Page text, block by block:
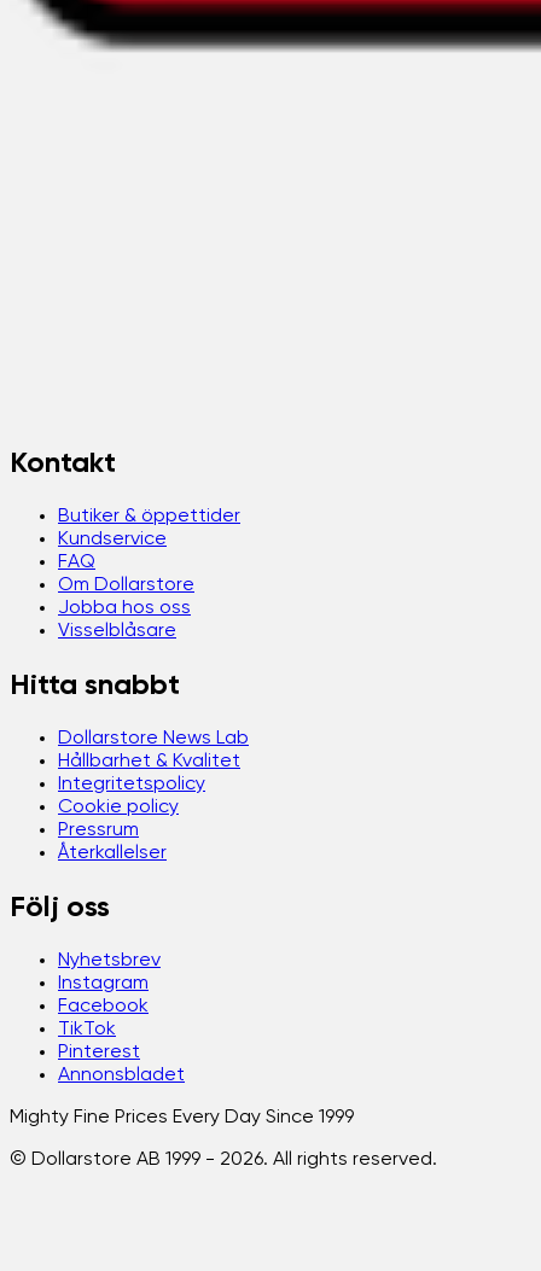
Kontakt
Butiker & öppettider
Kundservice
FAQ
Om Dollarstore
Jobba hos oss
Visselblåsare
Hitta snabbt
Dollarstore News Lab
Hållbarhet & Kvalitet
Integritetspolicy
Cookie policy
Pressrum
Återkallelser
Följ oss
Nyhetsbrev
Instagram
Facebook
TikTok
Pinterest
Annonsbladet
Mighty Fine Prices Every Day Since 1999
© Dollarstore AB 1999 - 2026. All rights reserved.